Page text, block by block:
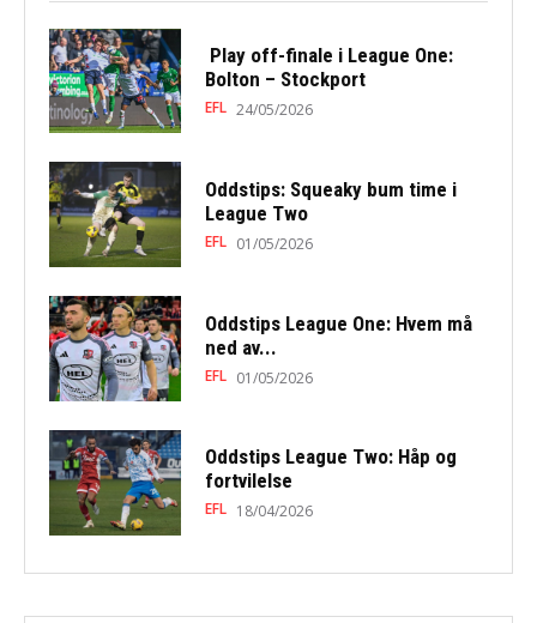
Play off-finale i League One:
Bolton – Stockport
EFL 24/05/2026
Oddstips: Squeaky bum time i
League Two
EFL 01/05/2026
Oddstips League One: Hvem må
ned av...
EFL 01/05/2026
Oddstips League Two: Håp og
fortvilelse
EFL 18/04/2026